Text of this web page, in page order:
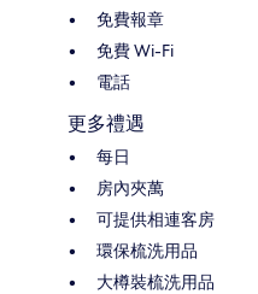
免費報章
免費 Wi-Fi
電話
更多禮遇
每日
房內夾萬
可提供相連客房
環保梳洗用品
大樽裝梳洗用品